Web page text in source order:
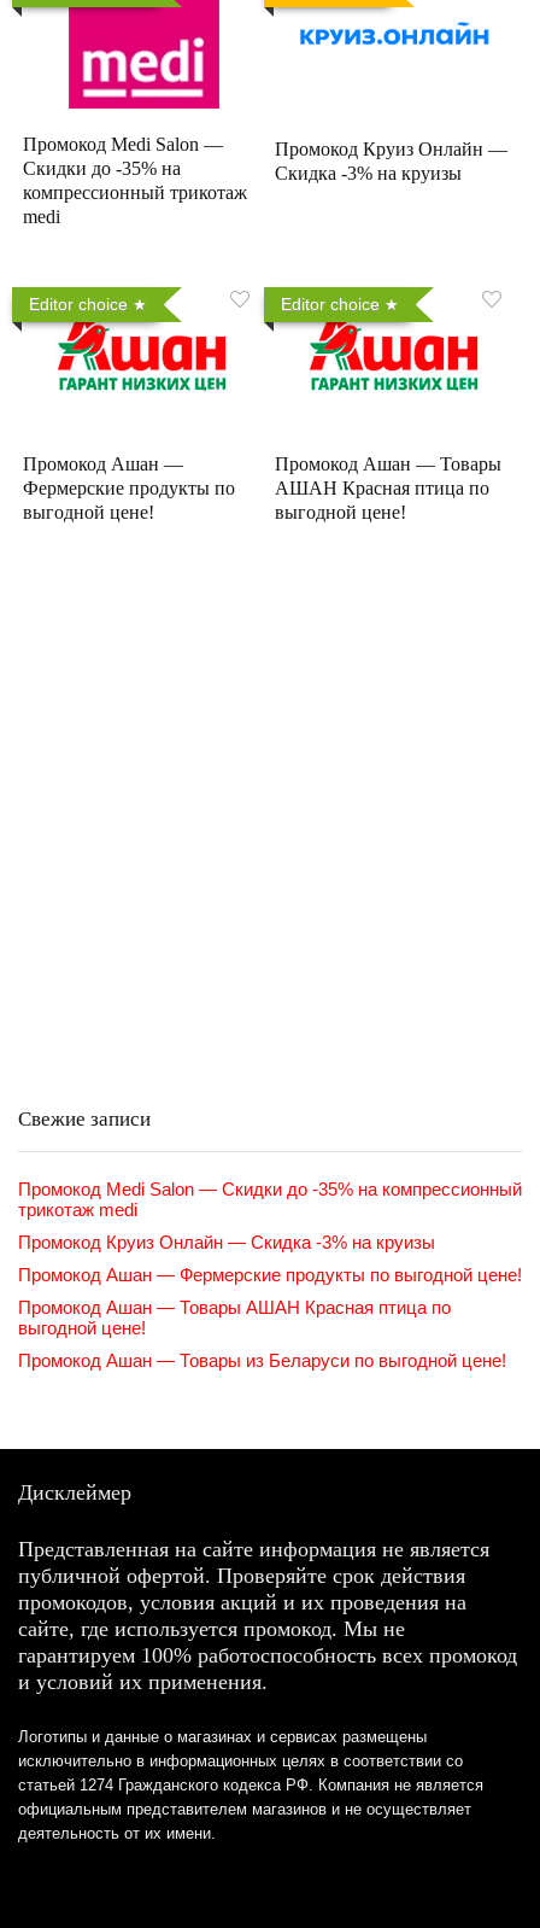
Промокод Medi Salon —
Скидки до -35% на
компрессионный трикотаж
medi
Промокод Круиз Онлайн —
Скидка -3% на круизы
Editor choice
Промокод Ашан —
Фермерские продукты по
выгодной цене!
Editor choice
Промокод Ашан — Товары
АШАН Красная птица по
выгодной цене!
Свежие записи
Промокод Medi Salon — Скидки до -35% на компрессионный
трикотаж medi
Промокод Круиз Онлайн — Скидка -3% на круизы
Промокод Ашан — Фермерские продукты по выгодной цене!
Промокод Ашан — Товары АШАН Красная птица по
выгодной цене!
Промокод Ашан — Товары из Беларуси по выгодной цене!
Дисклеймер
Представленная на сайте информация не является
публичной офертой. Проверяйте срок действия
промокодов, условия акций и их проведения на
сайте, где используется промокод. Мы не
гарантируем 100% работоспособность всех промокод
и условий их применения.
Логотипы и данные о магазинах и сервисах размещены
исключительно в информационных целях в соответствии со
статьей 1274 Гражданского кодекса РФ. Компания не является
официальным представителем магазинов и не осуществляет
деятельность от их имени.